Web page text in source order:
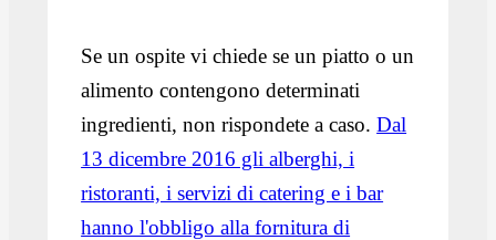
Se un ospite vi chiede se un piatto o un
alimento contengono determinati
ingredienti, non rispondete a caso.Dal
13 dicembre 2016 gli alberghi, i
ristoranti, i servizi di catering e i bar
hanno l'obbligo alla fornitura di